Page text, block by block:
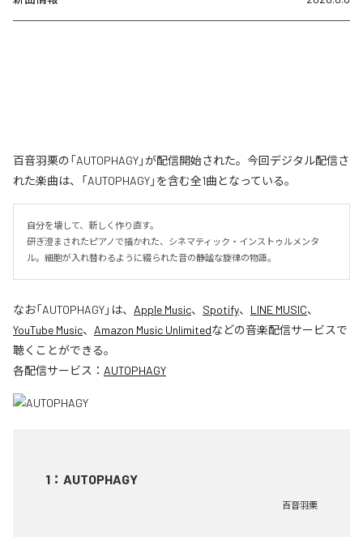
百音羽栗の「AUTOPHAGY」が配信開始された。今回デジタル配信さ
れた楽曲は、「AUTOPHAGY」を含む全1曲となっている。
自分を壊して、新しく作り直す。
研ぎ澄まされたピアノで描かれた、シネマティック・インストゥルメンタ
ル。細胞が入れ替わるように綴られた音の静謐な旋律の物語。
なお「AUTOPHAGY」は、 Apple Music、 Spotify、 LINE MUSIC、
YouTube Music、 Amazon Music Unlimitedなどの音楽配信サービスで
聴くことができる。
各配信サービス： AUTOPHAGY
1 ： AUTOPHAGY
百音羽栗